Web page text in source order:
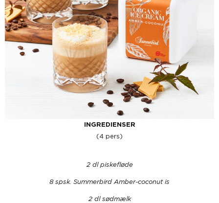
INGREDIENSER
(4 pers)
2 dl piskefløde
8 spsk. Summerbird Amber-coconut is
2 dl sødmælk